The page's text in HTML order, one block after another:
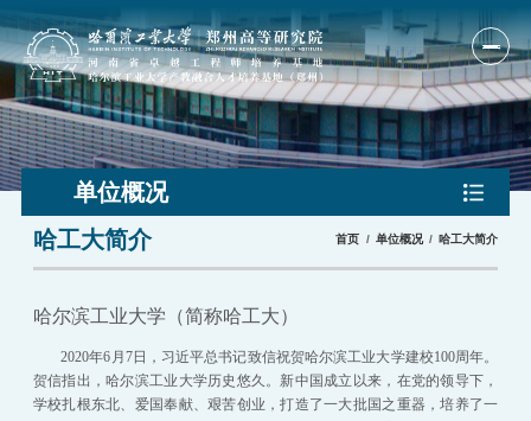
首页
单位概况
人才培养
研究队伍
国际合作
单位概况
首页 单位概况 哈工大简介
哈工大简介
哈尔滨工业大学（简称哈工大）
2020年6月7日，习近平总书记致信祝贺哈尔滨工业大学建校100周年。
贺信指出，哈尔滨工业大学历史悠久。新中国成立以来，在党的领导下，
学校扎根东北、爱国奉献、艰苦创业，打造了一大批国之重器，培养了一